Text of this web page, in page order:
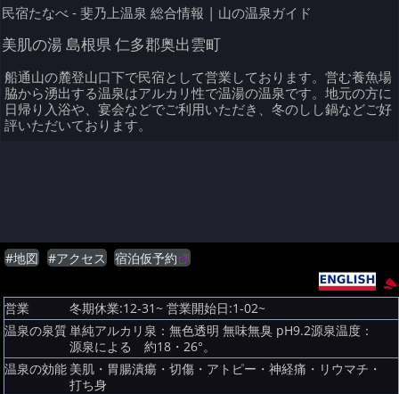
民宿たなべ - 斐乃上温泉 総合情報 | 山の温泉ガイド
美肌の湯 島根県 仁多郡奥出雲町
船通山の麓登山口下で民宿として営業しております。営む養魚場
脇から湧出する温泉はアルカリ性で温湯の温泉です。地元の方に
日帰り入浴や、宴会などでご利用いただき、冬のしし鍋などご好
評いただいております。
#地図 #アクセス 宿泊仮予約
営業
冬期休業:12-31~ 営業開始日:1-02~
温泉の泉質 単純アルカリ泉：無色透明 無味無臭 pH9.2源泉温度：
源泉による 約18・26°。
温泉の効能 美肌・胃腸潰瘍・切傷・アトピー・神経痛・リウマチ・
打ち身